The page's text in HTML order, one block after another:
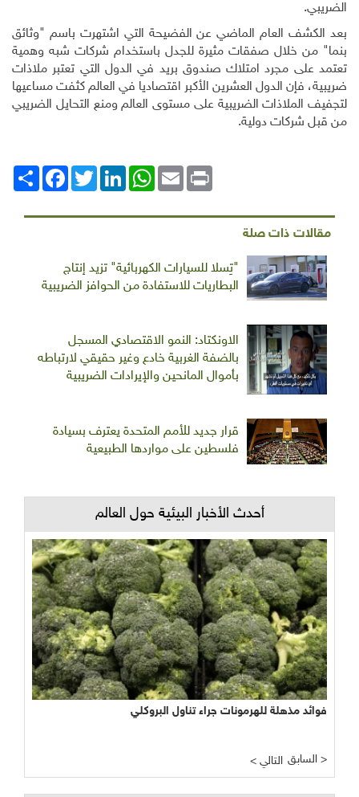
الضريبي.
بعد الكشف العام الماضي عن الفضيحة التي اشتهرت باسم "وثائق
بنما" من خلال صفقات مثيرة للجدل باستخدام شركات شبه وهمية
تعتمد على مجرد امتلاك صندوق بريد في الدول التي تعتبر ملاذات
ضريبية، فإن الدول العشرين الأكبر اقتصاديا في العالم كثفت مساعيها
لتجفيف الملاذات الضريبية على مستوى العالم ومنع التحايل الضريبي
من قبل شركات دولية.
انشر
FacebookTwitterLinkedIn
WhatsAppEmail Print
مقالات ذات صلة
"تِسلا للسيارات الكهربائية" تزيد إنتاج
البطاريات للاستفادة من الحوافز الضريبية
الاونكتاد: النمو الاقتصادي المسجل
بالضفة الغربية خادع وغير حقيقي لارتباطه
بأموال المانحين والإيرادات الضريبية
قرار جديد للأمم المتحدة يعترف بسيادة
فلسطين على مواردها الطبيعية
أحدث الأخبار البيئية حول العالم
فوائد مذهلة للهرمونات جراء تناول البروكلي
< التالي السابق >